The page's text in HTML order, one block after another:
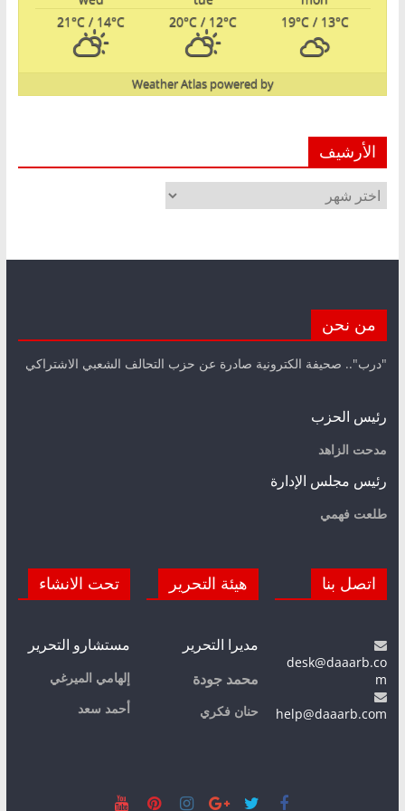
19°C/ 13°C
20°C / 12°C
21°C / 14°C
powered by
Weather Atlas
الأرشيف
الأرشيف
من نحن
"درب".. صحيفة الكترونية صادرة عن حزب التحالف الشعبي الاشتراكي
رئيس الحزب
مدحت الزاهد
رئيس مجلس الإدارة
طلعت فهمي
اتصل بنا
desk@daaarb.co
m
help@daaarb.com
هيئة التحرير
مديرا التحرير
محمد جودة
حنان فكري
تحت الانشاء
مستشارو التحرير
إلهامي الميرغي
أحمد سعد